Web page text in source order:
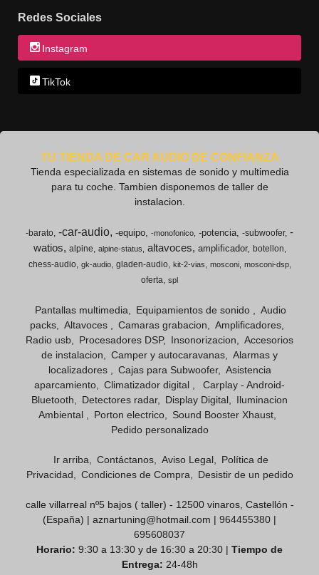
Redes Sociales
Instagram
TikTok
TU TIENDA DE CAR AUDIO DE CONFIANZA
Tienda especializada en sistemas de sonido y multimedia
para tu coche. Tambien disponemos de taller de
instalacion.
-barato -car-audio -equipo -monofonico -potencia -subwoofer -
watios
alpine alpine-status altavoces amplificador
botellon
chess-audio
gk-audio gladen-audio kit-2-vias mosconi mosconi-dsp
oferta spl
Pantallas multimedia Equipamientos de sonido
Audio
packs
Altavoces Camaras grabacion
Amplificadores
Radio usb
Procesadores DSP Insonorizacion
Accesorios
de instalacion
Camper y autocaravanas
Alarmas y
localizadores
Cajas para Subwoofer
Asistencia
aparcamiento
Climatizador digital
Carplay - Android-
Bluetooth
Detectores radar Display Digital
Iluminacion
Ambiental
Porton electrico
Sound Booster Xhaust
Pedido personalizado
Ir arriba Contáctanos Aviso Legal
Política de
Privacidad
Condiciones de Compra Desistir de un pedido
calle villarreal nº5 bajos ( taller) - 12500 vinaros, Castellón -
(España) | aznartuning@hotmail.com | 964455380 |
695608037
Horario: 9:30 a 13:30 y de 16:30 a 20:30 | Tiempo de
Entrega: 24-48h